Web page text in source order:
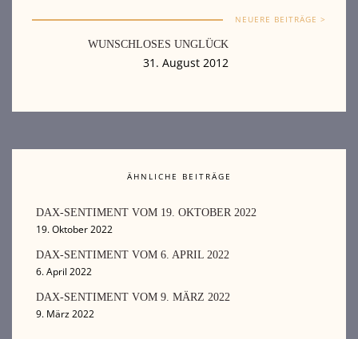
NEUERE BEITRÄGE >
WUNSCHLOSES UNGLÜCK
31. August 2012
ÄHNLICHE BEITRÄGE
DAX-SENTIMENT VOM 19. OKTOBER 2022
19. Oktober 2022
DAX-SENTIMENT VOM 6. APRIL 2022
6. April 2022
DAX-SENTIMENT VOM 9. MÄRZ 2022
9. März 2022